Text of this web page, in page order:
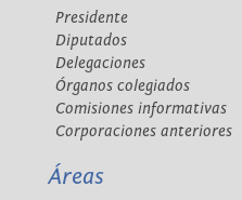
Presidente
Diputados
Delegaciones
Órganos colegiados
Comisiones informativas
Corporaciones anteriores
Áreas